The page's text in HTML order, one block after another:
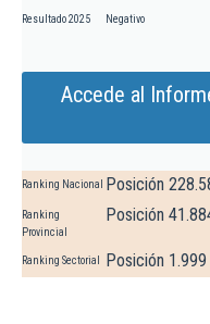
Resultado 2025 Negativo
Accede al
Ranking Nacional Posición
Ranking
Provincial
Posición
Ranking Sectorial Posición